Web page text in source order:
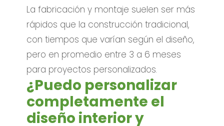
La fabricación y montaje suelen ser más
rápidos que la construcción tradicional,
con tiempos que varían según el diseño,
pero en promedio entre 3 a 6 meses
para proyectos personalizados.
¿Puedo personalizar
completamente el
diseño interior y